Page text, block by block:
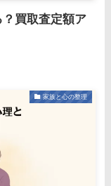
買取査定額ア
家族と心の整理